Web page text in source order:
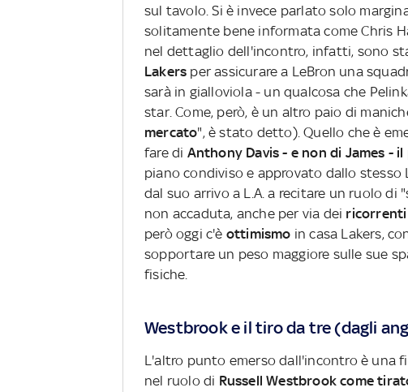
sul tavolo. Si è invece parlato solo
solitamente bene informata come Chris
nel dettaglio dell'incontro, infatti, sono
Lakers per assicurare a LeBron una
sarà in gialloviola - un qualcosa che
star. Come, però, è un altro paio di
mercato", è stato detto). Quello che è
fare di Anthony Davis - e non di James -
piano condiviso e approvato dallo
dal suo arrivo a L.A. a recitare un ruolo di
non accaduta, anche per via dei ricorrenti
però oggi c'è ottimismo in casa Lakers,
sopportare un peso maggiore sulle sue
fisiche.
Westbrook e il tiro da tre (dagli
L'altro punto emerso dall'incontro è una
nel ruolo di Russell Westbrook come